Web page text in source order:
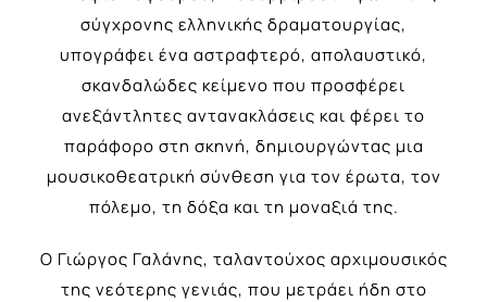
σύγχρονης ελληνικής δραματουργίας,
υπογράφει ένα αστραφτερό, απολαυστικό,
σκανδαλώδες κείμενο που προσφέρει
ανεξάντλητες αντανακλάσεις και φέρει το
παράφορο στη σκηνή, δημιουργώντας μια
μουσικοθεατρική σύνθεση για τον έρωτα, τον
πόλεμο, τη δόξα και τη μοναξιά της.
Ο Γιώργος Γαλάνης, ταλαντούχος αρχιμουσικός
της νεότερης γενιάς, που μετράει ήδη στο